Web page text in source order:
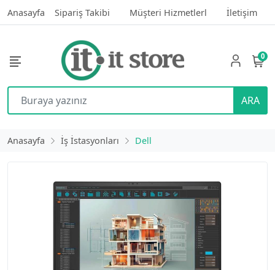
Anasayfa Sipariş Takibi Müşteri Hizmetlerl İletişim
ARA
0
Anasayfa İş İstasyonları Dell